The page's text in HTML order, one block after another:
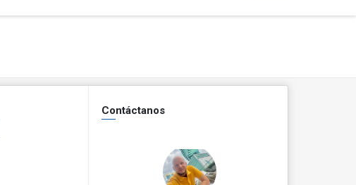
Contáctanos